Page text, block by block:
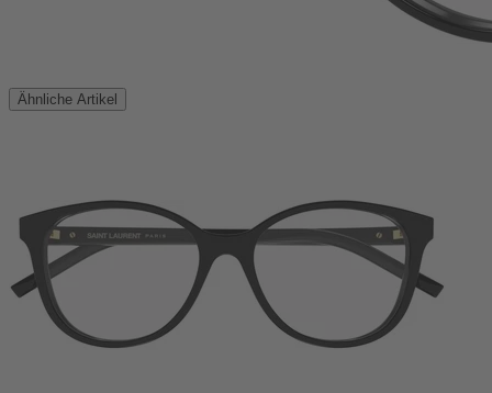
Ähnliche Artikel